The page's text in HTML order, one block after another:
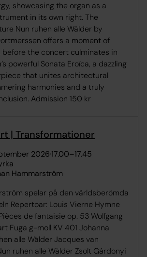
showcasing the organ as a
in its own right. The
Nun ruhen alle Wälder by
offers a moment of
before the concert culminates in
powerful Sonata Eroïca, a dazzling
that unites architectural
harmonies and a truly
Admission 150 kr
| Transformationer
2026·17.00–17.45
Hammarström
spelar på den världsberömda
Repertoar: Louis Vierne Hymne
de fantaisie op. 53 Wolfgang
Fuga g-moll KV 401 Johanna
alle Wälder Jacques van
ruhen alle Wälder Zsolt Gárdonyi